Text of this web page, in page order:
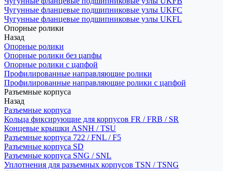
Чугунные фланцевые подшипниковые узлы UKFC
Чугунные фланцевые подшипниковые узлы UKFL
Опорные ролики
Назад
Опорные ролики
Опорные ролики без цапфы
Опорные ролики с цапфой
Профилированные направляющие ролики
Профилированные направляющие ролики с цапфой
Разъемные корпуса
Назад
Разъемные корпуса
Кольца фиксирующие для корпусов FR / FRB / SR
Концевые крышки ASNH / TSU
Разъемные корпуса 722 / FNL / F5
Разъемные корпуса SD
Разъемные корпуса SNG / SNL
Уплотнения для разъемных корпусов TSN / TSNG